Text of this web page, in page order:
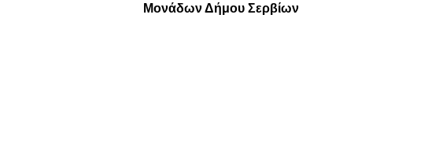
Μονάδων Δήμου Σερβίων